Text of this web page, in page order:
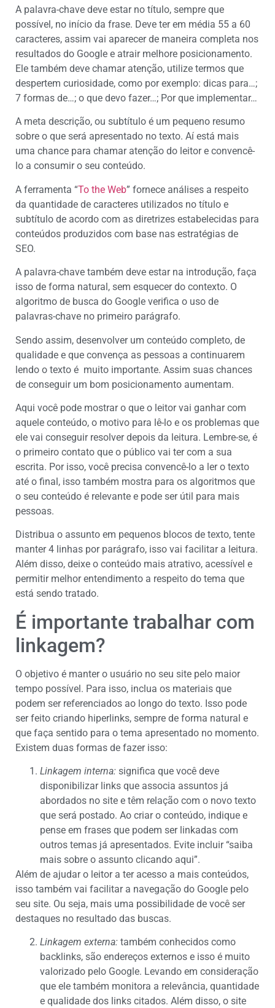
A palavra-chave deve estar no título, sempre que
possível, no início da frase. Deve ter em média 55 a 60
caracteres, assim vai aparecer de maneira completa nos
resultados do Google e atrair melhore posicionamento.
Ele também deve chamar atenção, utilize termos que
despertem curiosidade, como por exemplo: dicas para…;
7 formas de…; o que devo fazer…; Por que implementar…
A meta descrição, ou subtítulo é um pequeno resumo
sobre o que será apresentado no texto. Aí está mais
uma chance para chamar atenção do leitor e convencê-
lo a consumir o seu conteúdo.
A ferramenta “To the Web” fornece análises a respeito
da quantidade de caracteres utilizados no título e
subtítulo de acordo com as diretrizes estabelecidas para
conteúdos produzidos com base nas estratégias de
SEO.
A palavra-chave também deve estar na introdução, faça
isso de forma natural, sem esquecer do contexto. O
algoritmo de busca do Google verifica o uso de
palavras-chave no primeiro parágrafo.
Sendo assim, desenvolver um conteúdo completo, de
qualidade e que convença as pessoas a continuarem
lendo o texto é muito importante. Assim suas chances
de conseguir um bom posicionamento aumentam.
Aqui você pode mostrar o que o leitor vai ganhar com
aquele conteúdo, o motivo para lê-lo e os problemas que
ele vai conseguir resolver depois da leitura. Lembre-se, é
o primeiro contato que o público vai ter com a sua
escrita. Por isso, você precisa convencê-lo a ler o texto
até o final, isso também mostra para os algoritmos que
o seu conteúdo é relevante e pode ser útil para mais
pessoas.
Distribua o assunto em pequenos blocos de texto, tente
manter 4 linhas por parágrafo, isso vai facilitar a leitura.
Além disso, deixe o conteúdo mais atrativo, acessível e
permitir melhor entendimento a respeito do tema que
está sendo tratado.
É importante trabalhar com
linkagem?
O objetivo é manter o usuário no seu site pelo maior
tempo possível. Para isso, inclua os materiais que
podem ser referenciados ao longo do texto. Isso pode
ser feito criando hiperlinks, sempre de forma natural e
que faça sentido para o tema apresentado no momento.
Existem duas formas de fazer isso:
Linkagem interna: significa que você deve
disponibilizar links que associa assuntos já
abordados no site e têm relação com o novo texto
que será postado. Ao criar o conteúdo, indique e
pense em frases que podem ser linkadas com
outros temas já apresentados. Evite incluir “saiba
mais sobre o assunto clicando aqui”.
Além de ajudar o leitor a ter acesso a mais conteúdos,
isso também vai facilitar a navegação do Google pelo
seu site. Ou seja, mais uma possibilidade de você ser
destaques no resultado das buscas.
Linkagem externa: também conhecidos como
backlinks, são endereços externos e isso é muito
valorizado pelo Google. Levando em consideração
que ele também monitora a relevância, quantidade
e qualidade dos links citados. Além disso, o site